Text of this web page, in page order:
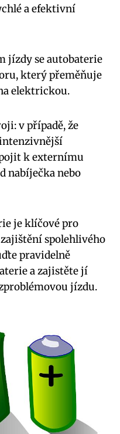
a ‌efektivní
jízdy⁢ se​ autobaterie
‌který přeměňuje
elektrickou.
v ⁣případě, že
k externímu⁢
nabíječka nebo
je‌ klíčové pro
spolehlivého‍
pravidelně
a zajistěte jí
jízdu.